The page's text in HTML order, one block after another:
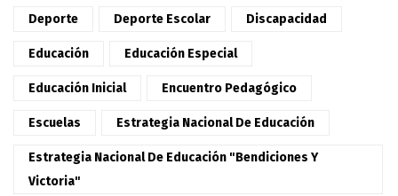
Deporte Deporte Escolar Discapacidad
Educación Educación Especial
Educación Inicial Encuentro Pedagógico
Escuelas Estrategia Nacional De Educación
Estrategia Nacional De Educación "Bendiciones Y
Victoria"